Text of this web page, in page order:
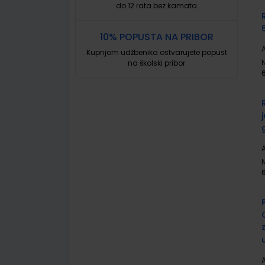
do 12 rata bez kamata
10% POPUSTA NA PRIBOR
Kupnjom udžbenika ostvarujete popust
na školski pribor